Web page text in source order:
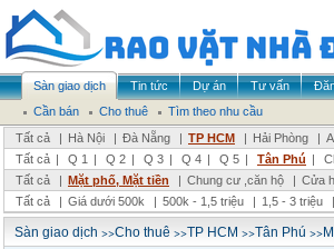
Sàn giao dịch Tin tức Dự án Tư vấn
Cần bán
Cho thuê
Tìm theo nhu cầu
Tất cả
| Hà Nội | Đà Nẵng | TP HCM | Hải Phòng |
Tất cả | Q 1 | Q 2 | Q 3 | Q 4 | Q 5 | Tân Phú |
Tất cả
| Mặt phố, Mặt tiền | Chung cư ,căn hộ | Cửa
Tất cả
| Giá dưới 500k | 500k - 1,5 triệu | 1,5 - 3 triệu |
Sàn giao dịch >>Cho thuê >>TP HCM >>Tân Phú >>